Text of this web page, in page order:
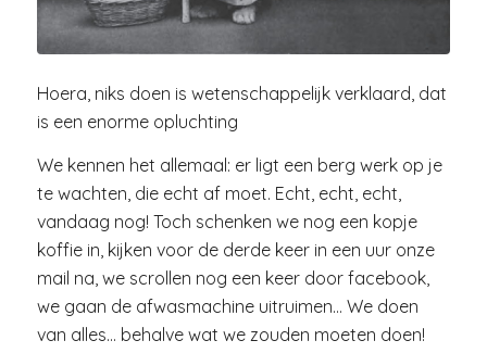
Hoera, niks doen is wetenschappelijk verklaard, dat
is een enorme opluchting
We kennen het allemaal: er ligt een berg werk op je
te wachten, die echt af moet. Echt, echt, echt,
vandaag nog! Toch schenken we nog een kopje
koffie in, kijken voor de derde keer in een uur onze
mail na, we scrollen nog een keer door facebook,
we gaan de afwasmachine uitruimen… We doen
van alles… behalve wat we zouden moeten doen!